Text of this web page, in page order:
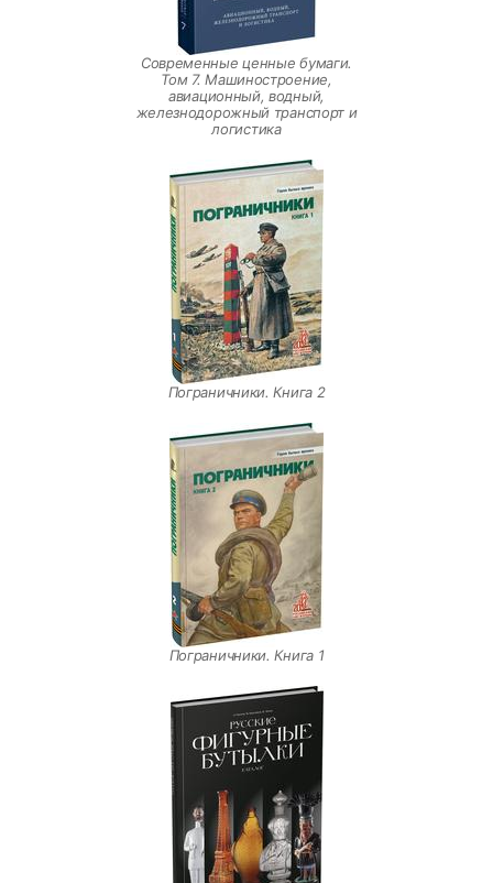
Современные ценные бумаги.
Том 7. Машиностроение,
авиационный, водный,
железнодорожный транспорт и
логистика
Пограничники. Книга 2
Пограничники. Книга 1